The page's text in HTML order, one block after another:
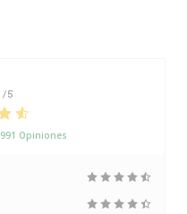
/5
991 Opiniones